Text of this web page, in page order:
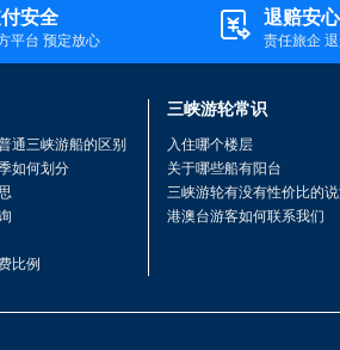
安全
平台 预定放心  退赔安心
责任旅企
通三峡游船的区别
如何划分
比例
三峡游轮常识
入住哪个楼层
关于哪些船有阳台
三峡游轮有没有性价比的
港澳台游客如何联系我们